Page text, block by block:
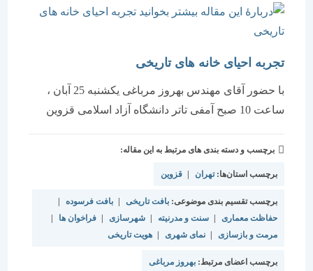
تجربه احیای خانه های تاریخی
با حضور آقای مهندس بهروز مرباغی یکشنبه 25 آبان ،
ساعت 10 صبح آمفی تاتر دانشگاه آزاد اسلامی قزوین
برچسب و دسته بندی های مرتبط به این مقاله:
برچسب استان‌ها:تهران | قزوین
برچسب تقسیم بندی موضوعی:بافت تاریخی | بافت فرسوده |
حفاظت معماری
| سنت و مدرنیته | شهرسازی | فراخوان ها
|
مرمت و بازسازی | نمای شهری | هویت تاریخی
برچسب اعضای مرتبط: بهروز مرباغی